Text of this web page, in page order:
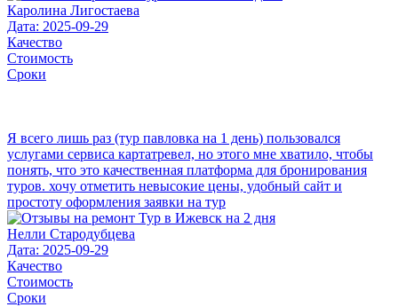
Каролина Лигостаева
Дата: 2025-09-29
Качество
Стоимость
Сроки
Я всего лишь раз (тур павловка на 1 день) пользовался
услугами сервиса картатревел, но этого мне хватило, чтобы
понять, что это качественная платформа для бронирования
туров. хочу отметить невысокие цены, удобный сайт и
простоту оформления заявки на тур
Нелли Стародубцева
Дата: 2025-09-29
Качество
Стоимость
Сроки